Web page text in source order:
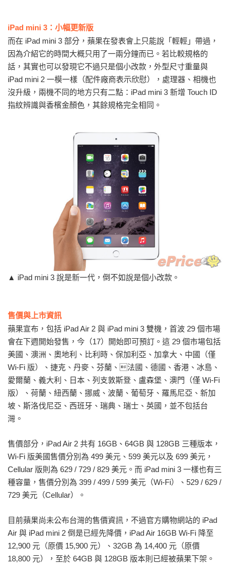
iPad mini 3：小幅更新版
而在 iPad mini 3 部分，蘋果在發表會上只能說「輕輕」帶過，
因為介紹它的時間大概只用了一兩分鐘而已。若比較規格的
話，其實也可以發現它不過只是個小改款，外型尺寸重量與
iPad mini 2 一模一樣（配件廠商表示欣慰），處理器、相機也
沒升級，兩機不同的地方只有二點：iPad mini 3 新增 Touch ID
指紋辨識與香檳金顏色，其餘規格完全相同。
▲ iPad mini 3 說是新一代，倒不如說是個小改款。
售價與上市資訊
蘋果宣布，包括 iPad Air 2 與 iPad mini 3 雙機，首波 29 個市場
會在下週開始發售，今（17）開始即可預訂。這 29 個市場包括
美國、澳洲、奧地利、比利時、保加利亞、加拿大、中國（僅
Wi-Fi 版）、捷克、丹麥、芬蘭、法國、德國、香港、冰島、
愛爾蘭、義大利、日本、列支敦斯登、盧森堡、澳門（僅 Wi-Fi
版）、荷蘭、紐西蘭、挪威、波蘭、葡萄牙、羅馬尼亞、新加
坡、斯洛伐尼亞、西班牙、瑞典、瑞士、英國，並不包括台
灣。
售價部分，iPad Air 2 共有 16GB、64GB 與 128GB 三種版本，
Wi-Fi 版美國售價分別為 499 美元、599 美元以及 699 美元，
Cellular 版則為 629 / 729 / 829 美元。而 iPad mini 3 一樣也有三
種容量，售價分別為 399 / 499 / 599 美元（Wi-Fi）、529 / 629 /
729 美元（Cellular）。
目前蘋果尚未公布台灣的售價資訊，不過官方購物網站的 iPad
Air 與 iPad mini 2 倒是已經先降價，iPad Air 16GB Wi-Fi 降至
12,900 元（原價 15,900 元）、32GB 為 14,400 元（原價
18,800 元），至於 64GB 與 128GB 版本則已經被蘋果下架。